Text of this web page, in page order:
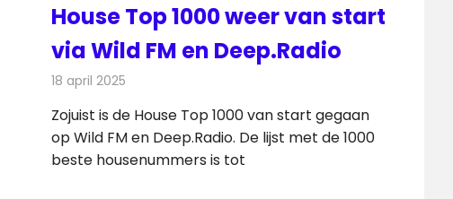
House Top 1000 weer van start
via Wild FM en Deep.Radio
18 april 2025
Zojuist is de House Top 1000 van start gegaan
op Wild FM en Deep.Radio. De lijst met de 1000
beste housenummers is tot